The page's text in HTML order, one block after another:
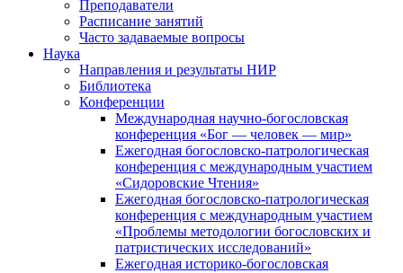
Преподаватели
Расписание занятий
Часто задаваемые вопросы
Наука
Направления и результаты НИР
Библиотека
Конференции
Международная научно-богословская
конференция «Бог — человек — мир»
Ежегодная богословско-патрологическая
конференция с международным участием
«Сидоровские Чтения»
Ежегодная богословско-патрологическая
конференция с международным участием
«Проблемы методологии богословских и
патристических исследований»
Ежегодная историко-богословская